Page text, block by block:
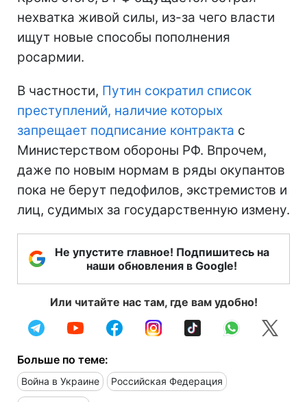
нехватка живой силы, из-за чего власти
ищут новые способы пополнения
росармии.
В частности, Путин сократил список
преступлений, наличие которых
запрещает подписание контракта с
Министерством обороны РФ. Впрочем,
даже по новым нормам в ряды окупантов
пока не берут педофилов, экстремистов и
лиц, судимых за государственную измену.
Не упустите главное! Подпишитесь на
наши обновления в Google!
Или читайте нас там, где вам удобно!
Больше по теме:
Война в Украине Российская Федерация